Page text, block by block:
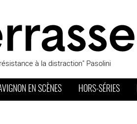
à la distraction" Pasolini
EN SCÈNES HORS-SÉRIES